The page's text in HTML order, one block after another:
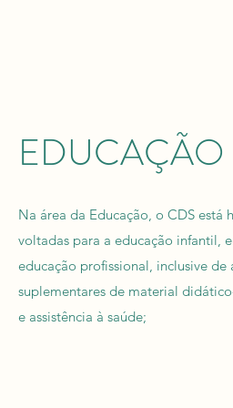
EDUCAÇÃO
Na área da Educação, o CDS está
voltadas para a educação infantil,
educação profissional, inclusive
suplementares de material
e assistência à saúde;